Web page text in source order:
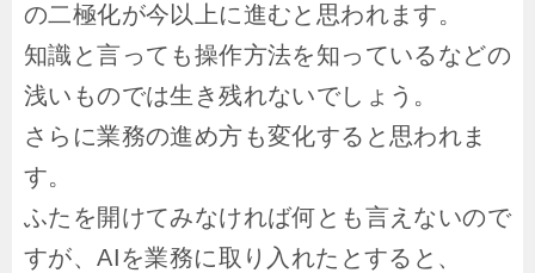
の二極化が今以上に進むと思われます。
知識と言っても操作方法を知っているなどの
浅いものでは生き残れないでしょう。
さらに業務の進め方も変化すると思われま
す。
ふたを開けてみなければ何とも言えないので
すが、AIを業務に取り入れたとすると、